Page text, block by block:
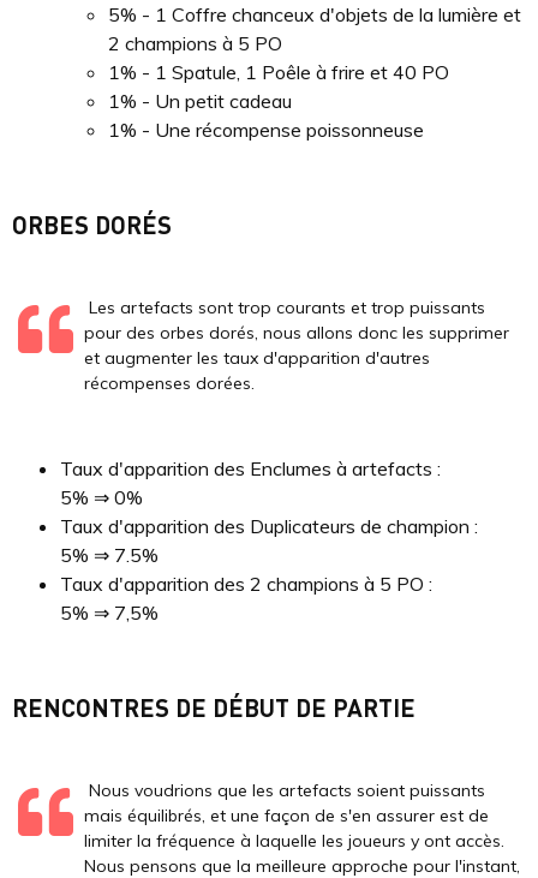
5% - 1 Coffre chanceux d'objets de la lumière et
2 champions à 5 PO
1% - 1 Spatule, 1 Poêle à frire et 40 PO
1% - Un petit cadeau
1% - Une récompense poissonneuse
ORBES DORÉS
Les artefacts sont trop courants et trop puissants
pour des orbes dorés, nous allons donc les supprimer
et augmenter les taux d'apparition d'autres
récompenses dorées.
Taux d'apparition des Enclumes à artefacts :
5% ⇒ 0%
Taux d'apparition des Duplicateurs de champion :
5% ⇒ 7.5%
Taux d'apparition des 2 champions à 5 PO :
5% ⇒ 7,5%
RENCONTRES DE DÉBUT DE PARTIE
Nous voudrions que les artefacts soient puissants
mais équilibrés, et une façon de s'en assurer est de
limiter la fréquence à laquelle les joueurs y ont accès.
Nous pensons que la meilleure approche pour l'instant,